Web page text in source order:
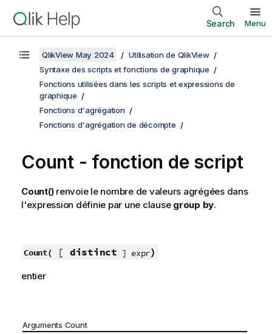
Search Menu
QlikView May 2024
Utilisation de QlikView
Syntaxe des scripts et fonctions de graphique
Fonctions utilisées dans les scripts et expressions de
graphique
Fonctions d'agrégation
Fonctions d'agrégation de décompte
Count - fonction de script
Count()renvoie le nombre de valeurs agrégées dans
l'expression définie par une clause group by.
Count( [ distinct ] expr)
entier
Arguments Count